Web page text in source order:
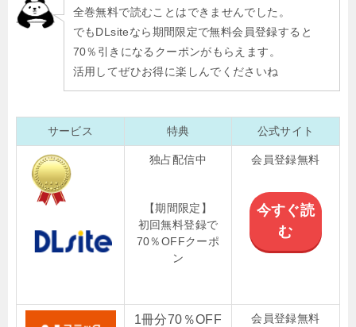
全巻無料で読むことはできませんでした。
でもDLsiteなら期間限定で無料会員登録すると
70％引きになるクーポンがもらえます。
活用してぜひお得に楽しんでくださいね
サービス 特典 公式サイト
独占配信中
【期間限定】
初回無料登録で
70％OFFクーポ
ン
会員登録無料
今すぐ読
む
1冊分70％OFF 会員登録無料